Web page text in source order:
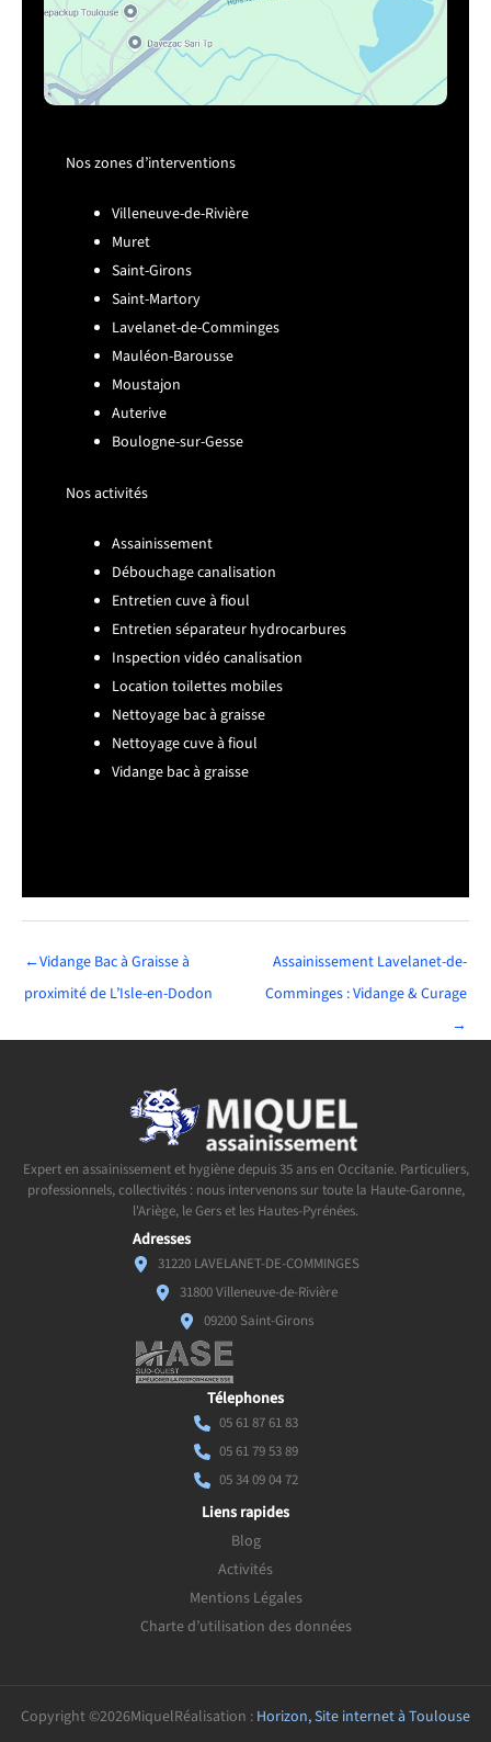
Nos zones d’interventions
Villeneuve-de-Rivière
Muret
Saint-Girons
Saint-Martory
Lavelanet-de-Comminges
Mauléon-Barousse
Moustajon
Auterive
Boulogne-sur-Gesse
Nos activités
Assainissement
Débouchage canalisation
Entretien cuve à fioul
Entretien séparateur hydrocarbures
Inspection vidéo canalisation
Location toilettes mobiles
Nettoyage bac à graisse
Nettoyage cuve à fioul
Vidange bac à graisse
←Vidange Bac à Graisse à
proximité de L’Isle-en-Dodon
Assainissement Lavelanet-de-
Comminges : Vidange & Curage
→
Expert en assainissement et hygiène depuis 35 ans en Occitanie. Particuliers,
professionnels, collectivités : nous intervenons sur toute la Haute-Garonne,
l'Ariège, le Gers et les Hautes-Pyrénées.
Adresses
31220 LAVELANET-DE-COMMINGES
31800 Villeneuve-de-Rivière
09200 Saint-Girons
Télephones
05 61 87 61 83
05 61 79 53 89
05 34 09 04 72
Liens rapides
Blog
Activités
Mentions Légales
Charte d’utilisation des données
Copyright ©2026MiquelRéalisation : Horizon, Site internet à Toulouse